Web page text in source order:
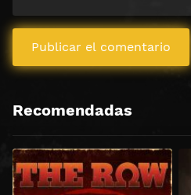
Recomendadas